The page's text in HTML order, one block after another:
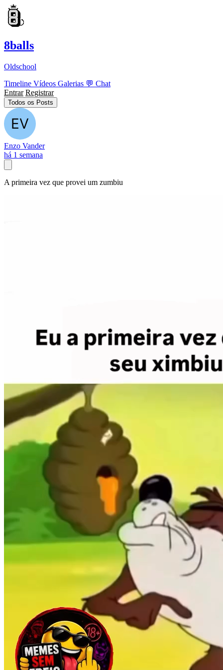
8balls
Oldschool
Timeline Vídeos Galerias 💬 Chat
Entrar Registrar
Todos os Posts
Enzo Vander
há 1 semana
A primeira vez que provei um zumbiu